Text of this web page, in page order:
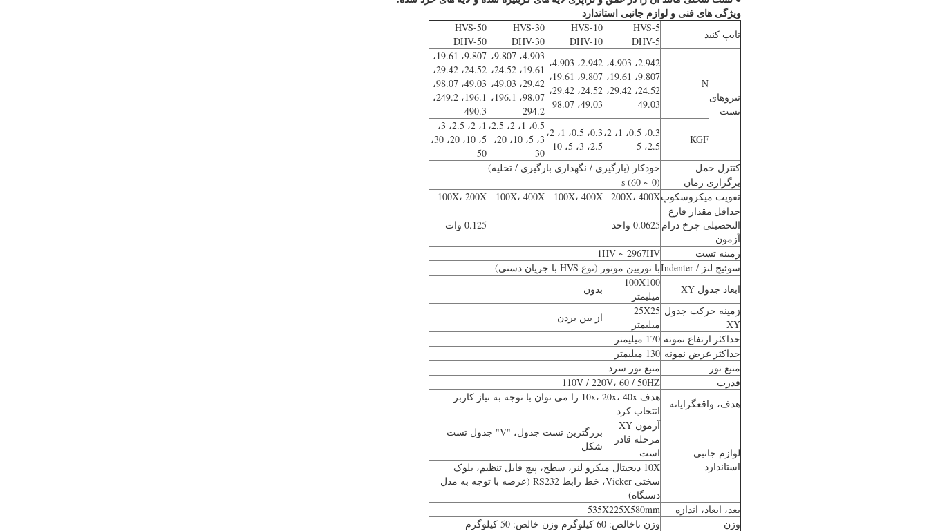
ویژگی های فنی و لوازم جانبی استاندارد
تایپ کنید
HVS-5
DHV-5
HVS-10
DHV-10
HVS-30
DHV-30
HVS-50
DHV-50
نیروهای
تست
N
2.942، 4.903،
9.807، 19.61،
24.52، 29.42،
49.03
2.942، 4.903،
9.807، 19.61،
24.52، 29.42،
49.03، 98.07
4.903، 9.807،
19.61، 24.52،
29.42، 49.03،
98.07، 196.1،
294.2
9.807، 19.61،
24.52، 29.42،
49.03، 98.07،
196.1، 249.2،
490.3
KGF
0.3، 0.5، 1، 2،
2.5، 5
0.3، 0.5، 1، 2،
2.5، 3، 5، 10
0.5، 1، 2، 2.5،
3، 5، 10، 20،
30
1، 2، 2.5، 3،
5، 10، 20، 30،
50
کنترل حمل
خودکار (بارگیری / نگهداری بارگیری / تخلیه)
برگزاری زمان
(0 ~ 60) s
تقویت میکروسکوپ200X، 400X 100X، 400X 100X، 400X
100X، 200X
حداقل مقدار فارغ
التحصیلی چرخ درام
آزمون
0.0625 واحد 0.125 وات
زمینه تست
1HV ~ 2967HV
سوئیچ لنز / Indenter
با توربین موتور (نوع HVS با جریان دستی)
ابعاد جدول XY
100X100
میلیمتر
بدون
زمینه حرکت جدول
XY
25X25
میلیمتر
از بین بردن
حداکثر ارتفاع نمونه 170 میلیمتر
حداکثر عرض نمونه 130 میلیمتر
منبع نور
منبع نور سرد
قدرت
110V / 220V، 60 / 50HZ
هدف، واقعگرایانه
هدف 10x، 20x، 40x را می توان با توجه به نیاز کاربر
انتخاب کرد
لوازم جانبی
استاندارد
آزمون XY
مرحله قادر
است
بزرگترین تست جدول، "V" جدول تست
شکل
10X دیجیتال میکرو لنز، سطح، پیچ قابل تنظیم، بلوک
سختی Vicker، خط رابط RS232 (عرضه با توجه به مدل
دستگاه)
بعد، ابعاد، اندازه
535X225X580mm
وزن
وزن ناخالص: 60 کیلوگرم وزن خالص: 50 کیلوگرم